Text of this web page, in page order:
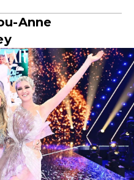
Anne